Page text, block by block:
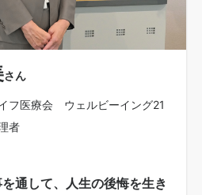
さん
フ医療会 ウェルビーイング21
者
通して、人生の後悔を生き